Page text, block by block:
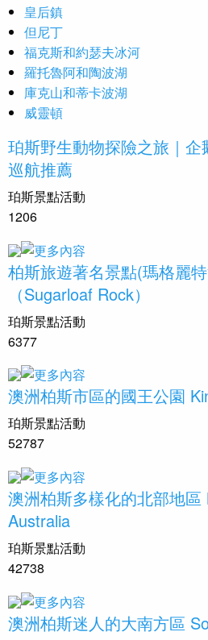
皇后鎮
但尼丁
福克斯和約瑟夫冰河
羅托魯阿和陶波湖
庫克山和蒂卡波湖
威靈頓
珀斯野生動物探險之旅｜
巡航推薦
珀斯景點活動
1206
柏斯旅遊著名景點(瑪格麗
（Sugarloaf Rock）
珀斯景點活動
6377
澳洲柏斯市區的國王公園
珀斯景點活動
52787
澳洲柏斯多樣化的北部地區
Australia
珀斯景點活動
42738
澳洲柏斯迷人的大南方區